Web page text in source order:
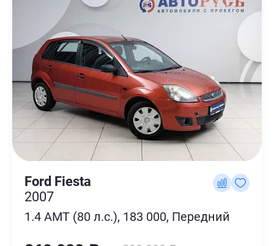
Ford Fiesta
2007
1.4 AMT (80 л.с.), 183 000, Передний